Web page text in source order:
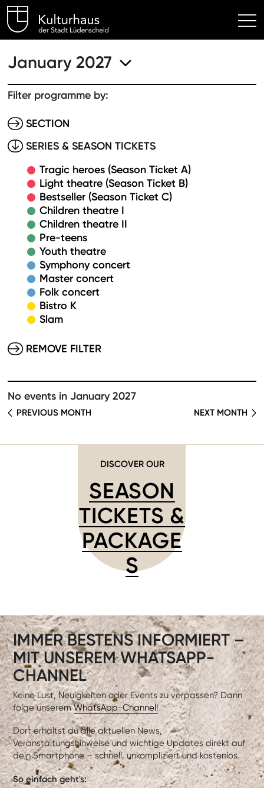
Kulturhaus Lüdenscheid
January 2027
Filter programme by:
SECTION
SERIES & SEASON TICKETS
Tragic heroes (Season Ticket A)
Light theatre (Season Ticket B)
Bestseller (Season Ticket C)
Children theatre I
Children theatre II
Pre-teens
Youth theatre
Symphony concert
Master concert
Folk concert
Bistro K
Slam
REMOVE FILTER
No events in January 2027
PREVIOUS MONTH NEXT MONTH
DISCOVER OUR
SEASON
TICKETS &
PACKAGE
S
IMMER BESTENS INFORMIERT –
MIT UNSEREM WHATSAPP-
CHANNEL
Keine Lust, Neuigkeiten oder Events zu verpassen? Dann
folge unseremWhatsApp-Channel!
Dort erhältst du alle aktuellen News,
Veranstaltungshinweise und wichtige Updates direkt auf
dein Smartphone – schnell, unkompliziert und kostenlos.
So einfach geht's: